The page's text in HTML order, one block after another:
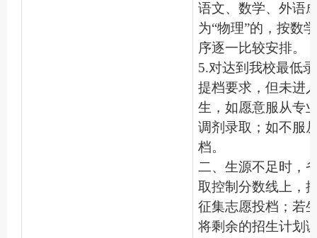
语文、数学、外语
为“物理”的，按数
序逐一比较安排。
5.对达到我校最低
提档要求，但未进
生，如愿意服从专
调剂录取；如不服
档。
二、生源不足时，
取控制分数线上，
征集志愿投档；若
将剩余的招生计划